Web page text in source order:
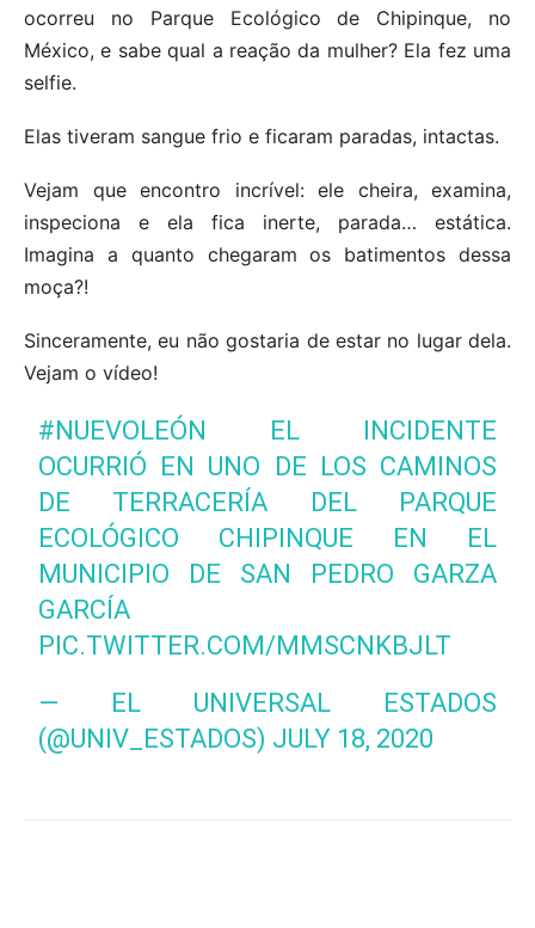
ocorreu no Parque Ecológico de Chipinque, no
México, e sabe qual a reação da mulher? Ela fez uma
selfie.
Elas tiveram sangue frio e ficaram paradas, intactas.
Vejam que encontro incrível: ele cheira, examina,
inspeciona e ela fica inerte, parada… estática.
Imagina a quanto chegaram os batimentos dessa
moça?!
Sinceramente, eu não gostaria de estar no lugar dela.
Vejam o vídeo!
#NUEVOLEÓN EL INCIDENTE
OCURRIÓ EN UNO DE LOS CAMINOS
DE TERRACERÍA DEL PARQUE
ECOLÓGICO CHIPINQUE EN EL
MUNICIPIO DE SAN PEDRO GARZA
GARCÍA
PIC.TWITTER.COM/MMSCNKBJLT
— EL UNIVERSAL ESTADOS
(@UNIV_ESTADOS) JULY 18, 2020